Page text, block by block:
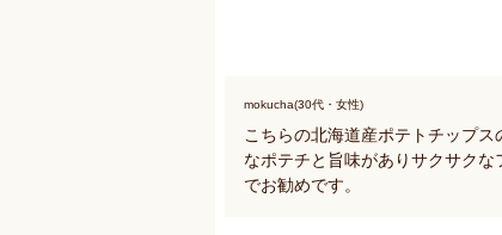
mokucha(30代・女性)
こちらの北海道産ポテトチップ
なポテチと旨味がありサクサク
でお勧めです。